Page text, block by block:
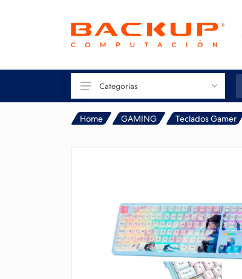
IMPRESIÓN
PERIFÉRICOS
Categorias
Home GAMING Teclados Gamer